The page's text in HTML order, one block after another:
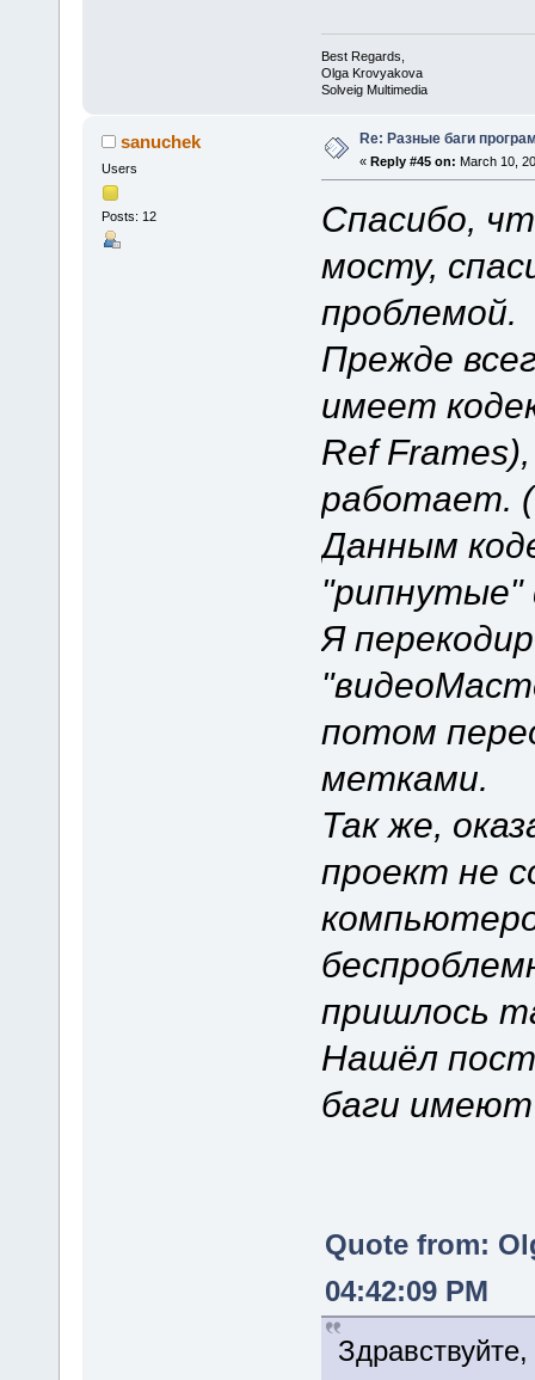
Best Regards,
Olga Krovyakova
Solveig Multimedia
sanuchek
Users
Posts: 12
Re: Разные баги
« Reply #45 on: March 10,
Спасибо,
мосту,
проблемой.
Прежде
имеет
Ref
работает. (
Данным
Я
потом
метками.
Так же,
проект не
пришлось
Нашёл
баги
Quote from:
04:42:09 PM